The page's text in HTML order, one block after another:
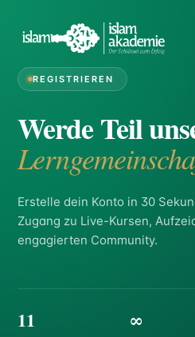
REGISTRIEREN
Werde Teil
Erstelle dein Konto in 30
Zugang zu Live-Kursen,
engagierten Community.
11 ∞